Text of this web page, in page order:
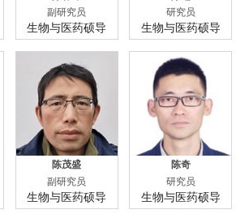
副研究员
生物与医药硕导
研究员
生物与医药硕导
陈茂盛
副研究员
生物与医药硕导
陈奇
研究员
生物与医药硕导